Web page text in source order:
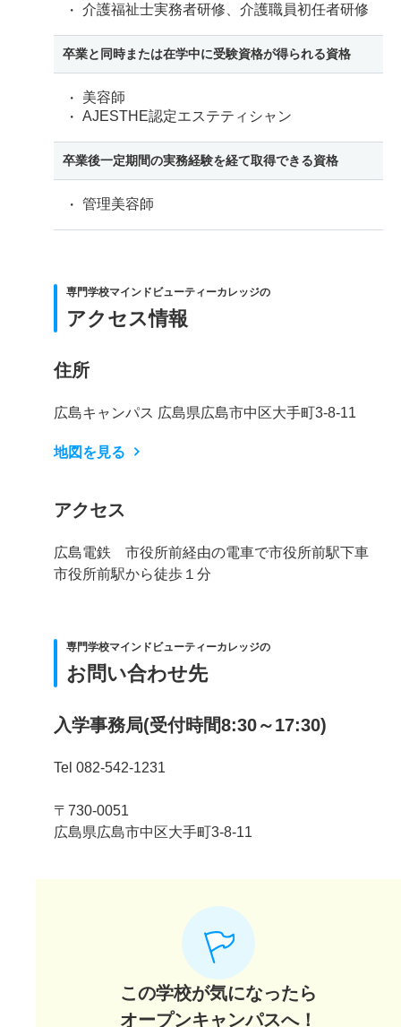
介護福祉士実務者研修、介護職員初任者研修
卒業と同時または在学中に受験資格が得られる資格
美容師
AJESTHE認定エステティシャン
卒業後一定期間の実務経験を経て取得できる資格
管理美容師
専門学校マインドビューティーカレッジの
アクセス情報
住所
広島キャンパス 広島県広島市中区大手町3-8-11
地図を見る
アクセス
広島電鉄 市役所前経由の電車で市役所前駅下車
市役所前駅から徒歩１分
専門学校マインドビューティーカレッジの
お問い合わせ先
入学事務局(受付時間8:30～17:30)
Tel 082-542-1231
〒730-0051
広島県広島市中区大手町3-8-11
この学校が気になったら
オープンキャンパスへ！